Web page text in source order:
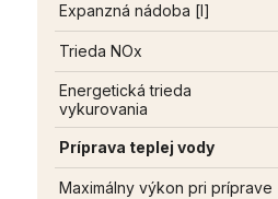
Expanzná nádoba [l]
Trieda NOx
Energetická trieda
vykurovania
Príprava teplej vody
Maximálny výkon pri príprave